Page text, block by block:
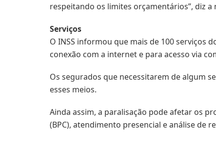
respeitando os limites orçamentários”, diz
Serviços
O INSS informou que mais de 100 serviços
conexão com a internet e para acesso via
Os segurados que necessitarem de algum
esses meios.
Ainda assim, a paralisação pode afetar os
(BPC), atendimento presencial e análise de